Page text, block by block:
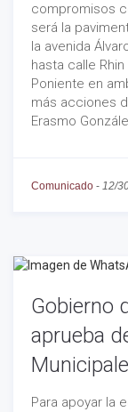
compromisos
será la
la avenida
hasta calle
Poniente en
más acciones
Erasmo
Comunicado - 12/
Gobierno
aprueba
Para apoyar la